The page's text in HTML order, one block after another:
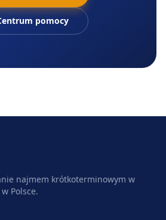
pomocy
najmem krótkoterminowym w
Polsce.